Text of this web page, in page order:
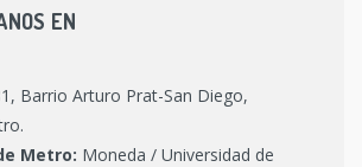
EN
Barrio Arturo Prat-San Diego,
Metro: Moneda / Universidad de